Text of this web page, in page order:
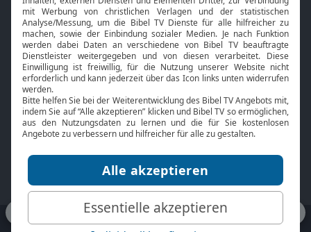
Bibelthek Online-Bibel
Nächster Gottesdienst
Bibel TV
Über uns
Jobs
Mediadaten
Service
Kontakt
TV-Empfang
bibeltv.de: Impressum
Datenschutz